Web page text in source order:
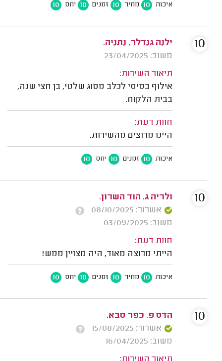
איכות 10 מחיר 10 זמנים 10 יחס 10
ילנה גנדלר, נתניה.
משוב: 23/04/2025
תיאור השירות:
אילוף בסיסי לכלב מסוג שלטי, בן חצי שנה,
בבית הלקוח.
חוות דעת:
היינו מרוצים מהשירות.
איכות 10 זמנים 10 יחס 10
10
ולריה ג. הוד השרון.
אשרור: 08/10/2025
משוב: 03/09/2025
חוות דעת:
הייתי מרוצה מאוד, היה מצויין ממש!
איכות 10 מחיר 10 זמנים 10 יחס 10
10
הדס פ. כפר סבא.
אשרור: 15/08/2025
משוב: 16/04/2025
10